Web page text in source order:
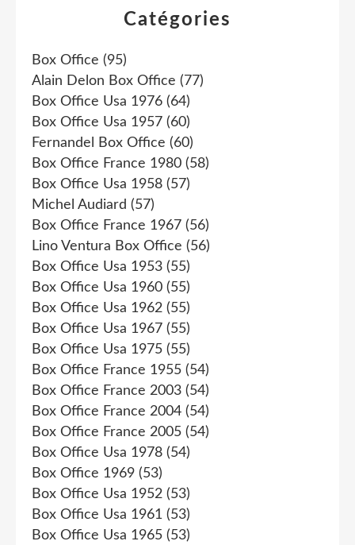
Catégories
Box Office (95)
Alain Delon Box Office (77)
Box Office Usa 1976 (64)
Box Office Usa 1957 (60)
Fernandel Box Office (60)
Box Office France 1980 (58)
Box Office Usa 1958 (57)
Michel Audiard (57)
Box Office France 1967 (56)
Lino Ventura Box Office (56)
Box Office Usa 1953 (55)
Box Office Usa 1960 (55)
Box Office Usa 1962 (55)
Box Office Usa 1967 (55)
Box Office Usa 1975 (55)
Box Office France 1955 (54)
Box Office France 2003 (54)
Box Office France 2004 (54)
Box Office France 2005 (54)
Box Office Usa 1978 (54)
Box Office 1969 (53)
Box Office Usa 1952 (53)
Box Office Usa 1961 (53)
Box Office Usa 1965 (53)